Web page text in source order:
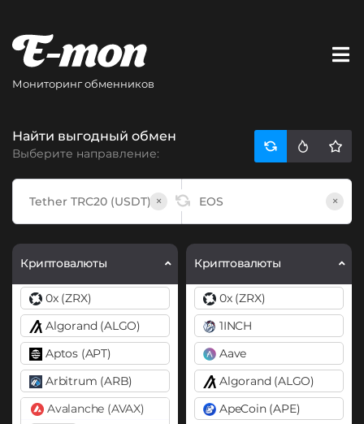
Мониторинг обменников
Найти выгодный обмен
Выберите направление:
× ×
Криптовалюты
0x (ZRX)
Algorand (ALGO)
Aptos (APT)
Arbitrum (ARB)
Avalanche (AVAX)
Криптовалюты
0x (ZRX)
1INCH
Aave
Algorand (ALGO)
ApeCoin (APE)